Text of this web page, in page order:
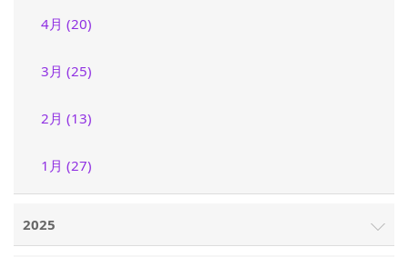
4月 (20)
3月 (25)
2月 (13)
1月 (27)
2025